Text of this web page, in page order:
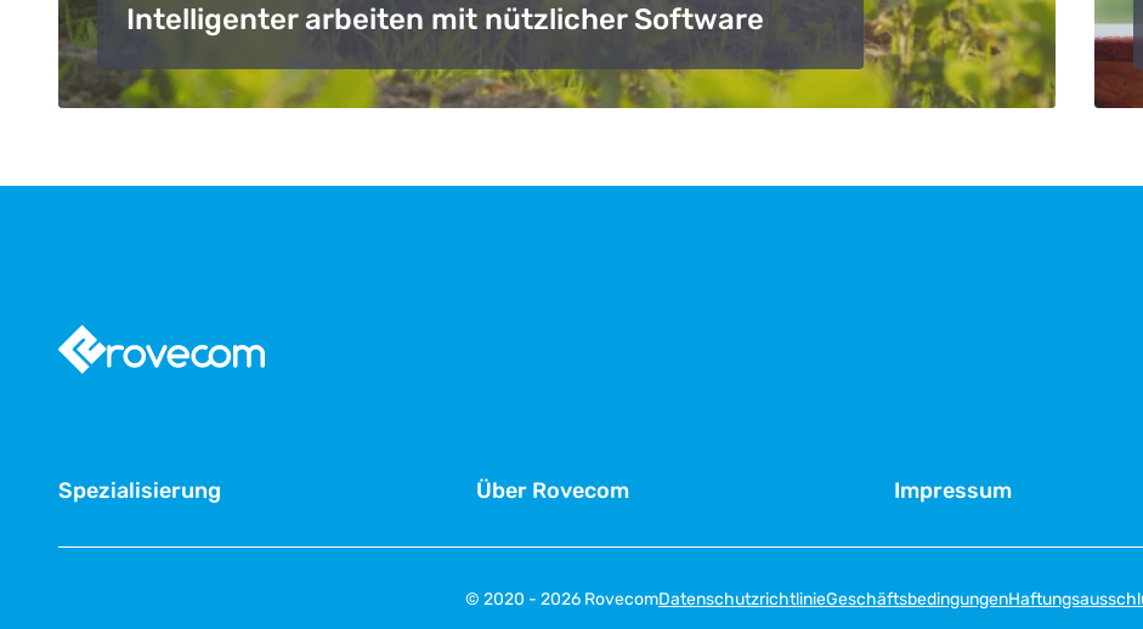
Intelligenter arbeiten mit nützlicher Software
Spezialisierung Über Rovecom Impressum
© 2020 - 2026 RovecomDatenschutzrichtlinieGeschäftsbedingungen